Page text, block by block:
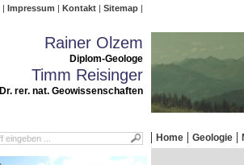
Impressum Kontakt Sitemap
Rainer Olzem
Diplom-Geologe
Timm Reisinger
Dr. rer. nat. Geowissenschaften
Home Geologie